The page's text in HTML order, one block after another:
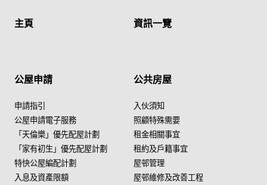
主頁 資訊一覽
公屋申請
申請指引
公屋申請電子服務
「天倫樂」優先配屋計劃
「家有初生」優先配屋計劃
特快公屋編配計劃
入息及資產限額
公共房屋
入伙須知
照顧特殊需要
租金相關事宜
租約及戶籍事宜
屋邨管理
屋邨維修及改善工程